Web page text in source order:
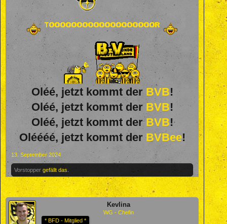
Oléé, jetzt kommt der BVB!
Oléé, jetzt kommt der BVB!
Oléé, jetzt kommt derBVB!
Oléééé, jetzt kommt derBVBee!
13. September 2024
Vorstopper gefällt das.
Kevlina
WG - Chefin
* BFD - Mitglied *